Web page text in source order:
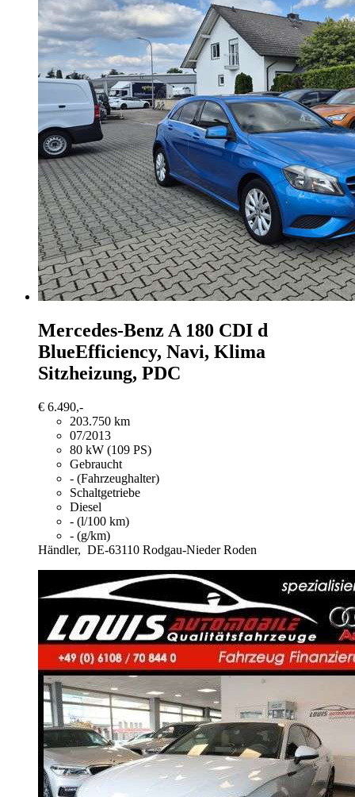
Mercedes-Benz A 180 CDI d
BlueEfficiency, Navi, Klima
Sitzheizung, PDC
€ 6.490,-
203.750 km
07/2013
80 kW (109 PS)
Gebraucht
- (Fahrzeughalter)
Schaltgetriebe
Diesel
- (l/100 km)
- (g/km)
Händler, DE-63110 Rodgau-Nieder Roden